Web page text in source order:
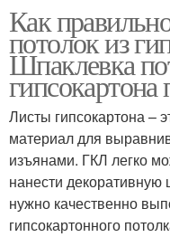
Как
потолок из
Шпаклевка
гипсокартона
Листы гипсокартона –
материал для
изъянами. ГКЛ легко
нанести декоративную
нужно качественно
гипсокартонного